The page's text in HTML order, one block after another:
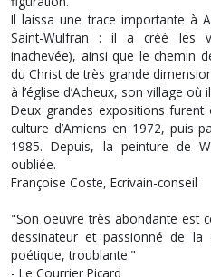
Il laissa une trace importante à
Saint-Wulfran : il a créé les
inachevée), ainsi que le chemin
du Christ de très grande
à l’église d’Acheux, son village
Deux grandes expositions
culture d’Amiens en 1972, puis
1985. Depuis, la peinture de
oubliée.
Françoise Coste, Ecrivain-conseil
"Son oeuvre très abondante est
dessinateur et passionné de la
poétique, troublante."
- Le Courrier Picard